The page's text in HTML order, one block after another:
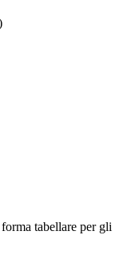
tabellare per gli